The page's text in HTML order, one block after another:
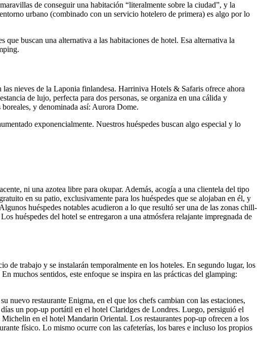
de conseguir una habitación “literalmente sobre la ciudad”, y la
urbano (combinado con un servicio hotelero de primera) es algo por lo
buscan una alternativa a las habitaciones de hotel. Esa alternativa la
nieves de la Laponia finlandesa. Harriniva Hotels & Safaris ofrece ahora
de lujo, perfecta para dos personas, se organiza en una cálida y
y denominada así: Aurora Dome.
exponencialmente. Nuestros huéspedes buscan algo especial y lo
ni una azotea libre para okupar. Además, acogía a una clientela del tipo
en su patio, exclusivamente para los huéspedes que se alojaban en él, y
huéspedes notables acudieron a lo que resultó ser una de las zonas chill-
huéspedes del hotel se entregaron a una atmósfera relajante impregnada de
de trabajo y se instalarán temporalmente en los hoteles. En segundo lugar, los
muchos sentidos, este enfoque se inspira en las prácticas del glamping:
nuevo restaurante Enigma, en el que los chefs cambian con las estaciones,
un pop-up portátil en el hotel Claridges de Londres. Luego, persiguió el
en el hotel Mandarin Oriental. Los restaurantes pop-up ofrecen a los
físico. Lo mismo ocurre con las cafeterías, los bares e incluso los propios